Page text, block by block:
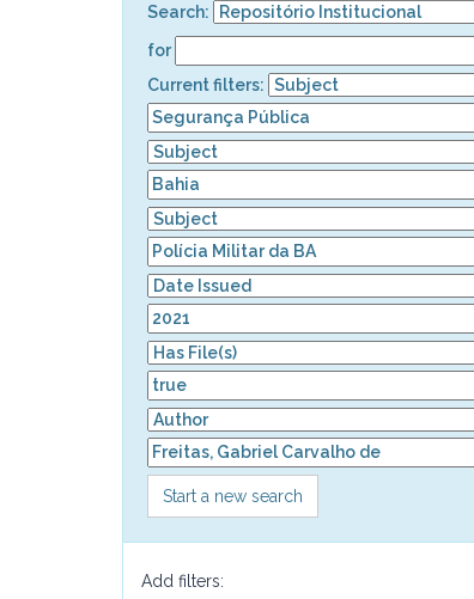
Search:
for
Current filters:
Start a new search
Add filters: